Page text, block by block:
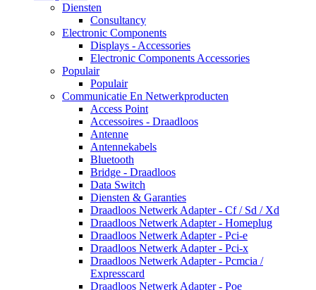
Diensten
Consultancy
Electronic Components
Displays - Accessories
Electronic Components Accessories
Populair
Populair
Communicatie En Netwerkproducten
Access Point
Accessoires - Draadloos
Antenne
Antennekabels
Bluetooth
Bridge - Draadloos
Data Switch
Diensten & Garanties
Draadloos Netwerk Adapter - Cf / Sd / Xd
Draadloos Netwerk Adapter - Homeplug
Draadloos Netwerk Adapter - Pci-e
Draadloos Netwerk Adapter - Pci-x
Draadloos Netwerk Adapter - Pcmcia /
Expresscard
Draadloos Netwerk Adapter - Poe